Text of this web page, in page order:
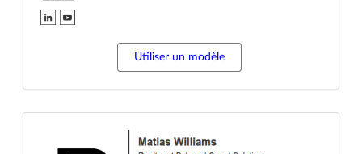
Utiliser un modèle